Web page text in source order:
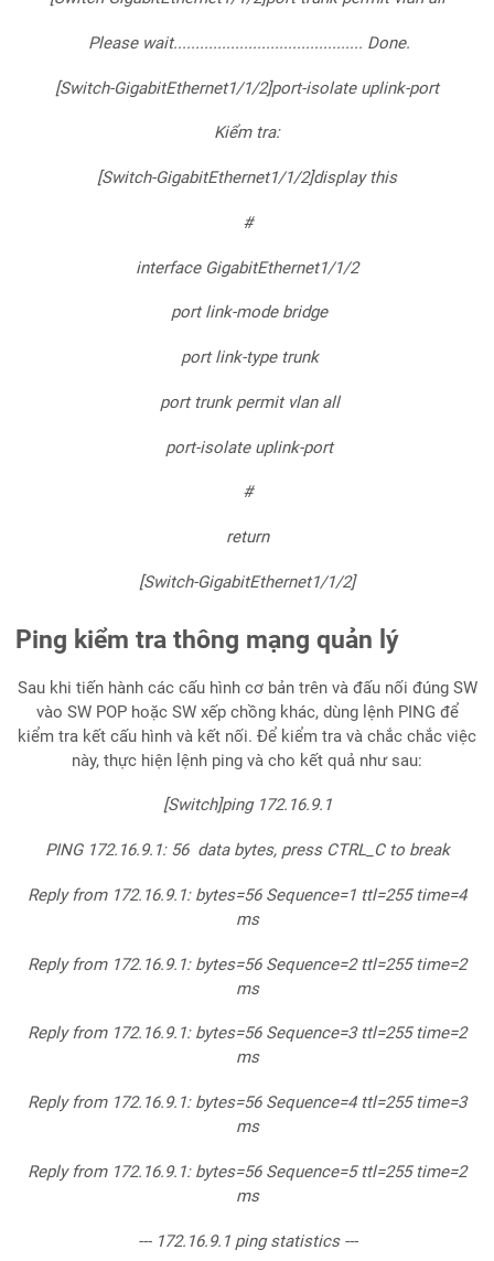
Please wait........................................... Done.
[Switch-GigabitEthernet1/1/2]port-isolate uplink-port
Kiểm tra:
[Switch-GigabitEthernet1/1/2]display this
#
interface GigabitEthernet1/1/2
port link-mode bridge
port link-type trunk
port trunk permit vlan all
port-isolate uplink-port
#
return
[Switch-GigabitEthernet1/1/2]
Ping kiểm tra thông mạng quản lý
Sau khi tiến hành các cấu hình cơ bản trên và đấu nối đúng SW
vào SW POP hoặc SW xếp chồng khác, dùng lệnh PING để
kiểm tra kết cấu hình và kết nối. Để kiểm tra và chắc chắc việc
này, thực hiện lệnh ping và cho kết quả như sau:
[Switch]ping 172.16.9.1
PING172.16.9.1: 56 data bytes, press CTRL_C to break
Reply from 172.16.9.1: bytes=56 Sequence=1 ttl=255 time=4
ms
Reply from 172.16.9.1: bytes=56 Sequence=2 ttl=255 time=2
ms
Reply from 172.16.9.1: bytes=56 Sequence=3 ttl=255 time=2
ms
Reply from 172.16.9.1: bytes=56 Sequence=4 ttl=255 time=3
ms
Reply from 172.16.9.1: bytes=56 Sequence=5 ttl=255 time=2
ms
--- 172.16.9.1 ping statistics ---